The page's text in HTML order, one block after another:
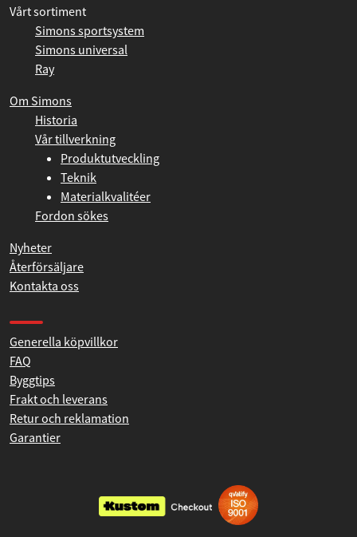
Vårt sortiment
Simons sportsystem
Simons universal
Ray
Om Simons
Historia
Vår tillverkning
Produktutveckling
Teknik
Materialkvalitéer
Fordon sökes
Nyheter
Återförsäljare
Kontakta oss
Generella köpvillkor
FAQ
Byggtips
Frakt och leverans
Retur och reklamation
Garantier